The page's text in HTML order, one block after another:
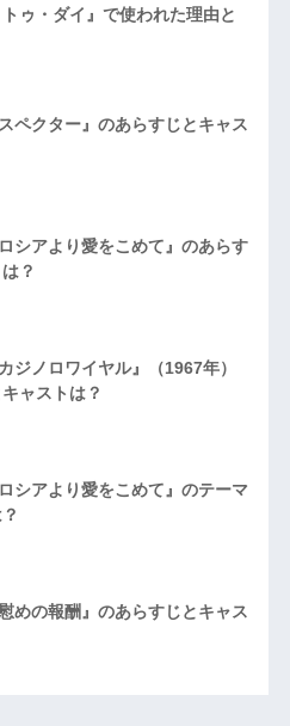
ゥ・ダイ』で使われた理由と
ペクター』のあらすじとキャス
シアより愛をこめて』のあらす
？
ジノロワイヤル』（1967年）
ャストは？
シアより愛をこめて』のテーマ
めの報酬』のあらすじとキャス